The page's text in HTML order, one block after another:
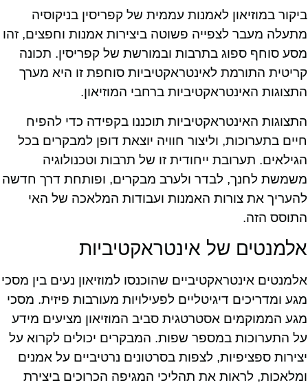
ביקור במוזיאון לאמנות עממית של קפריסין בניקוסיה
מתעלה מעבר לצפייה פשוטה ביצירות אמנות וחפצים, זהו
מסע סוחף ספוג בתרבות ובמורשת של קפריסין. תכונה
קריטית התורמת לאינטראקטיביות סוחפת זו היא מערך
התצוגות האינטראקטיביות ברחבי המוזיאון.
התצוגות האינטראקטיביות תוכננו בקפידה כדי להפיח
חיים בתערוכות, וליצור חוויה יוצאת דופן למבקרים בכל
הגילאים. תערובת ייחודית זו של תרבות וטכנולוגיה
משמשת לחנך, לבדר ולערב מבקרים, ופותחת דרך חדשה
להעריך את צורות האמנות ועבודות המלאכה של האי
התוסס הזה.
אלמנטים של אינטראקטיביות
אלמנטים אינטראקטיביים שהוכנסו למוזיאון נעים בין מסכי
מגע ומדריכים דיגיטליים לפעילויות מעורבות פיזית. מסכי
מגע הממוקמים אסטרטגית סביב המוזיאון מציעים מידע
על התערוכות במספר שפות. המבקרים יכולים לקרוא על
יצירות ספציפיות, לצפות בסרטונים נרטיביים על אמנים
ומלאכות, לראות את תהליכי המגיפה הכרוכים ביצירת